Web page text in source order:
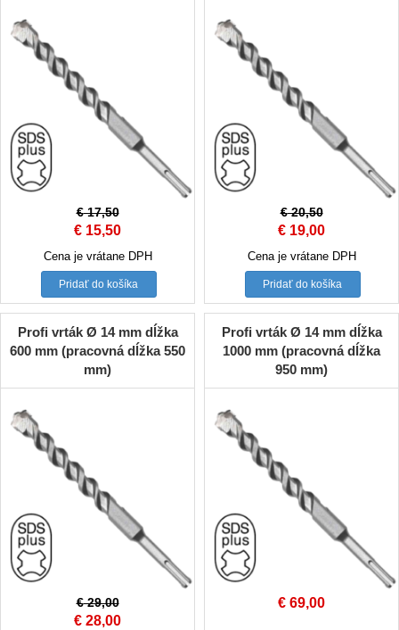
€17,50
Original
price
was:
€ 17,50.
€ 15,50Current
price
is:
€ 15,50.
Cena je vrátane DPH
Pridať do košíka
€20,50
Original
price
was:
€ 20,50.
€ 19,00Current
price
is:
€ 19,00.
Cena je vrátane DPH
Pridať do košíka
Profi vrták Ø 14 mm dĺžka
600 mm (pracovná dĺžka 550
mm)
€29,00
Original
€ 28,00Current
Profi vrták Ø 14 mm dĺžka
1000 mm (pracovná dĺžka
950 mm)
€ 69,00